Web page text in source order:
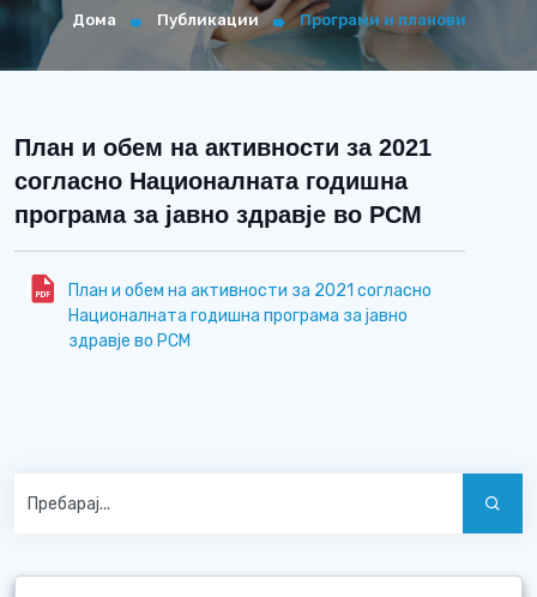
Дома Публикации Програми и планови
План и обем на активности за 2021
согласно Националната годишна
програма за јавно здравје во РСМ
План и обем на активности за 2021 согласно
Националната годишна програма за јавно
здравје во РСМ